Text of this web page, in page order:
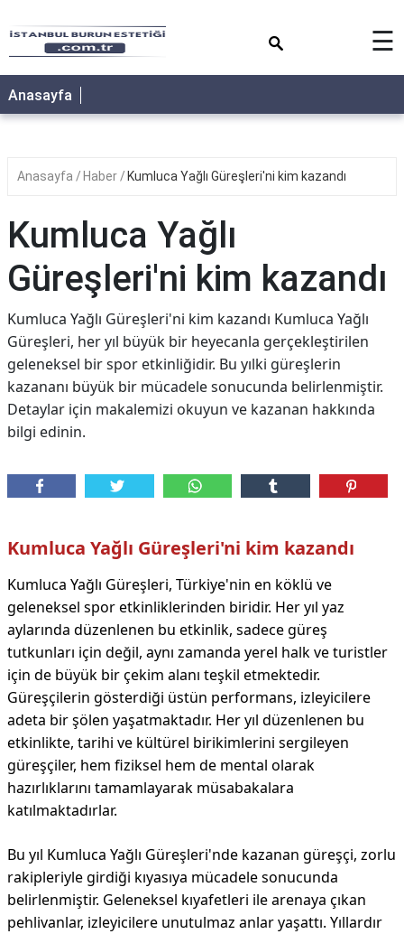
☰
Anasayfa
Anasayfa Haber Kumluca Yağlı Güreşleri'ni kim kazandı
Kumluca Yağlı
Güreşleri'ni kim kazandı
Kumluca Yağlı Güreşleri'ni kim kazandı Kumluca Yağlı
Güreşleri, her yıl büyük bir heyecanla gerçekleştirilen
geleneksel bir spor etkinliğidir. Bu yılki güreşlerin
kazananı büyük bir mücadele sonucunda belirlenmiştir.
Detaylar için makalemizi okuyun ve kazanan hakkında
bilgi edinin.
Kumluca Yağlı Güreşleri'ni kim kazandı
Kumluca Yağlı Güreşleri, Türkiye'nin en köklü ve
geleneksel spor etkinliklerinden biridir. Her yıl yaz
aylarında düzenlenen bu etkinlik, sadece güreş
tutkunları için değil, aynı zamanda yerel halk ve turistler
için de büyük bir çekim alanı teşkil etmektedir.
Güreşçilerin gösterdiği üstün performans, izleyicilere
adeta bir şölen yaşatmaktadır. Her yıl düzenlenen bu
etkinlikte, tarihi ve kültürel birikimlerini sergileyen
güreşçiler, hem fiziksel hem de mental olarak
hazırlıklarını tamamlayarak müsabakalara
katılmaktadırlar.
Bu yıl Kumluca Yağlı Güreşleri'nde kazanan güreşçi, zorlu
rakipleriyle girdiği kıyasıya mücadele sonucunda
belirlenmiştir. Geleneksel kıyafetleri ile arenaya çıkan
pehlivanlar, izleyicilere unutulmaz anlar yaşattı. Yıllardır